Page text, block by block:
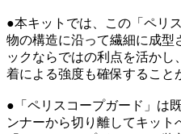
●本キットでは、この「ペリ
物の構造に沿って繊細に成型
ックならではの利点を活か
着による強度も確保すること
●「ペリスコープガード」は
ンナーから切り離してキッ